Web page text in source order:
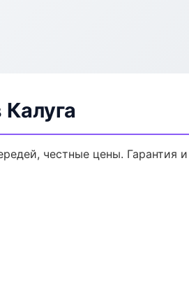
честные цены. Гарантия